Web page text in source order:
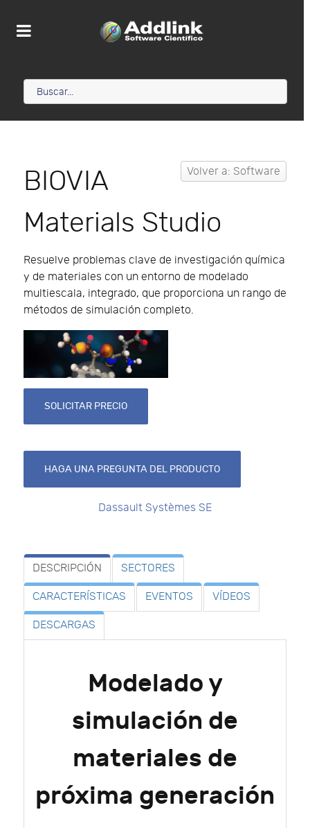
Volver a: Software
BIOVIA
Materials Studio
Resuelve problemas clave de investigación química
y de materiales con un entorno de modelado
multiescala, integrado, que proporciona un rango de
métodos de simulación completo.
SOLICITAR PRECIO
HAGA UNA PREGUNTA DEL PRODUCTO
Dassault Systèmes SE
DESCRIPCIÓN SECTORES
CARACTERÍSTICAS EVENTOS VÍDEOS
DESCARGAS
Modelado y
simulación de
materiales de
próxima generación